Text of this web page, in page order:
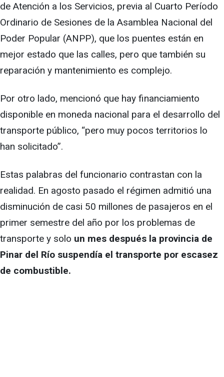
de Atención a los Servicios, previa al Cuarto Período
Ordinario de Sesiones de la Asamblea Nacional del
Poder Popular (ANPP), que los puentes están en
mejor estado que las calles, pero que también su
reparación y mantenimiento es complejo.
Por otro lado, mencionó que hay financiamiento
disponible en moneda nacional para el desarrollo del
transporte público, “pero muy pocos territorios lo
han solicitado”.
Estas palabras del funcionario contrastan con la
realidad. En agosto pasado el régimen admitió una
disminución de casi 50 millones de pasajeros en el
primer semestre del año por los problemas de
transporte y solo un mes después la provincia de
Pinar del Río suspendía el transporte por escasez
de combustible.